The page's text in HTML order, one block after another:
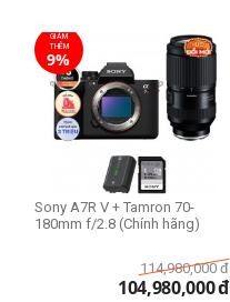
GIẢM
THÊM
9%
Sony A7R V + Tamron 70-
180mm f/2.8 (Chính hãng)
114,980,000 đ
104,980,000đ